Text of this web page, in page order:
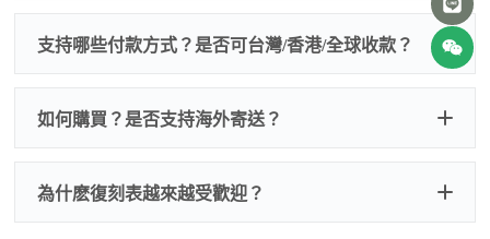
度、錶帶等部位是否完好無瑕、貼合緊密。
是否有異音，再根據款式進行上弦與功能測試。
我們默認會提供普通盒子，如果需要原裝盒子可
以找我們搭配，選擇原裝盒子附屬配件：原裝盒
如是鋼帶手錶會贈送拆錶帶工具。
注：部分原裝盒子需要加錢購買，價格也不貴。
支持哪些付款方式？是否可台灣/香港/全球收款？
交易方式
如何購買？是否支持海外寄送？
為什麽復刻表越來越受歡迎？